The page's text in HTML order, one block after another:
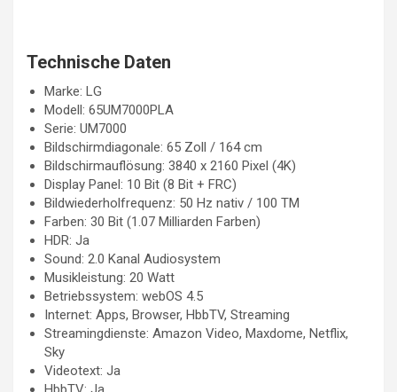
Technische Daten
Marke: LG
Modell: 65UM7000PLA
Serie: UM7000
Bildschirmdiagonale: 65 Zoll / 164 cm
Bildschirmauflösung: 3840 x 2160 Pixel (4K)
Display Panel: 10 Bit (8 Bit + FRC)
Bildwiederholfrequenz: 50 Hz nativ / 100 TM
Farben: 30 Bit (1.07 Milliarden Farben)
HDR: Ja
Sound: 2.0 Kanal Audiosystem
Musikleistung: 20 Watt
Betriebssystem: webOS 4.5
Internet: Apps, Browser, HbbTV, Streaming
Streamingdienste: Amazon Video, Maxdome, Netflix,
Sky
Videotext: Ja